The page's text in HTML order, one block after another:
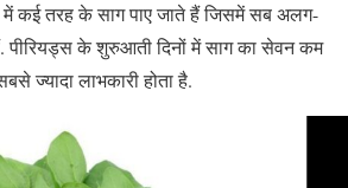
में कई तरह के साग पाए जाते हैं जिसमें सब अलग-
के शुरुआती दिनों में साग का सेवन कम
ज्यादा लाभकारी होता है.